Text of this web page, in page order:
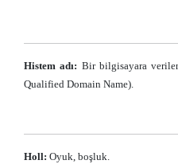
Histem adı: Bir bilgisayara
Qualified Domain Name).
Holl: Oyuk, boşluk.